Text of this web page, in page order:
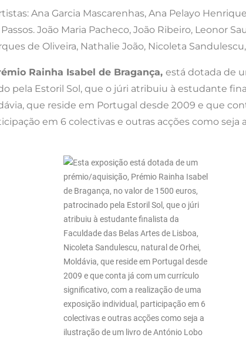
Ana Garcia Mascarenhas, Ana Pelayo
João Maria Pacheco, João Ribeiro, Leonor
de Oliveira, Nathalie João, Nicoleta
Rainha Isabel de Bragança, está dotada de
pela Estoril Sol, que o júri atribuiu à estudante
que reside em Portugal desde 2009 e que
em 6 colectivas e outras acções como